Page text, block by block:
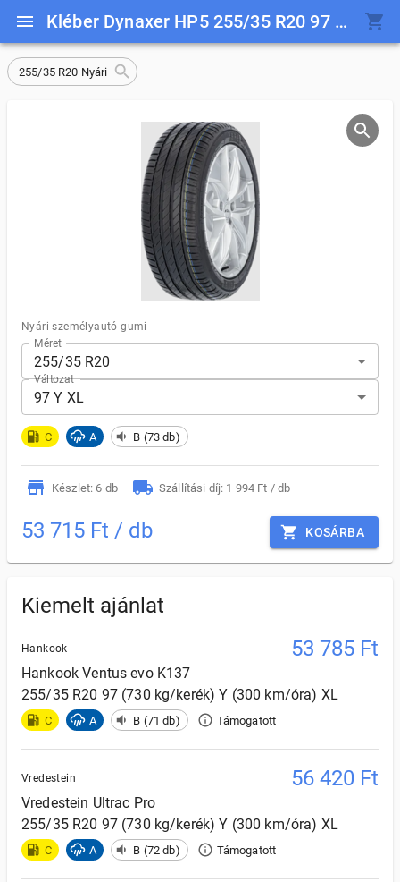
Kléber Dynaxer HP5 255/35 R20 97 Y XL
255/35 R20 Nyári
Nyári személyautó gumi
Méret
255/35 R20
Változat
97 Y XL
C A B (73 db)
Készlet: 6 db Szállítási díj: 1 994 Ft / db
53 715 Ft / db KOSÁRBA
Kiemelt ajánlat
Hankook 53 785 Ft
Hankook Ventus evo K137
255/35 R20 97 (730 kg/kerék) Y (300 km/óra) XL
C A B (71 db) Támogatott
Vredestein 56 420 Ft
Vredestein Ultrac Pro
255/35 R20 97 (730 kg/kerék) Y (300 km/óra) XL
C A B (72 db) Támogatott